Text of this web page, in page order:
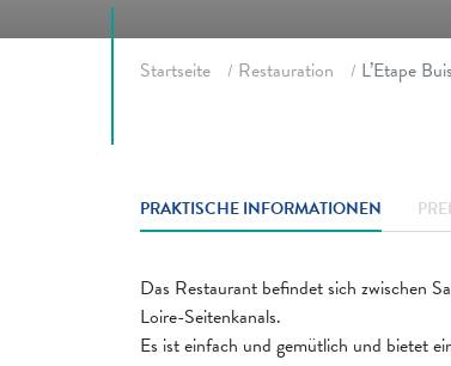
Startseite Restauration L’Etape
PRAKTISCHE INFORMATIONEN
Das Restaurant befindet sich zwischen
Loire-Seitenkanals.
Es ist einfach und gemütlich und bietet